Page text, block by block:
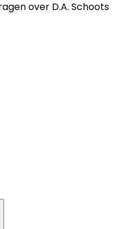
over D.A. Schoots